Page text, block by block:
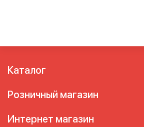
Каталог
Розничный магазин
Интернет магазин